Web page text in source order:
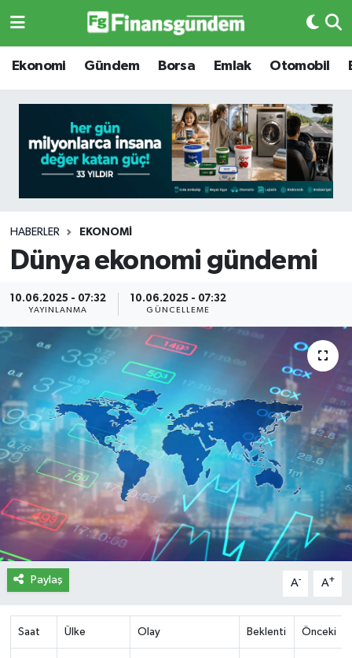
Ekonomi Gündem Borsa Emlak Otomobil
HABERLER EKONOMI
Dünya ekonomi gündemi
10.06.2025 - 07:32
YAYINLANMA
10.06.2025 - 07:32
GÜNCELLEME
Paylaş A- A+
Saat Ülke Olay Beklenti Önceki
Ekonomi
Borsa
Emlak
Otomobil
Gizlilik Sözleşmesi
Hakkımızda
İletişim
Künye
Yasal Uyarı
Ekonomi
Borsa
Emlak
Emtia
BITCOIN
Yapay Zeka